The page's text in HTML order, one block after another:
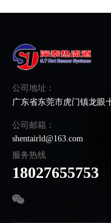
公司地址：
广东省东莞市虎门镇龙眼
公司邮箱：
shentairld@163.com
服务热线
18027655753